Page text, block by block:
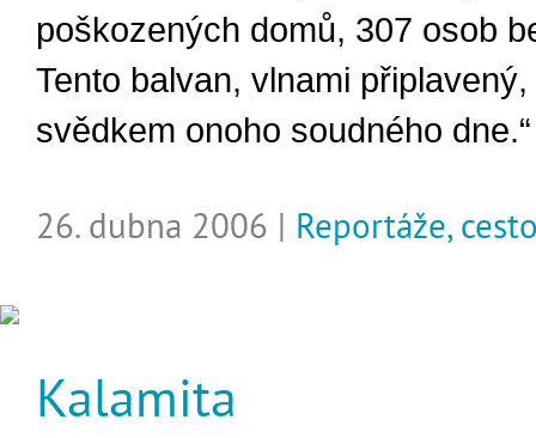
poškozených domů, 307 osob
Tento balvan, vlnami
svědkem onoho soudného dne.“
26. dubna 2006 | Reportáže,
Kalamita